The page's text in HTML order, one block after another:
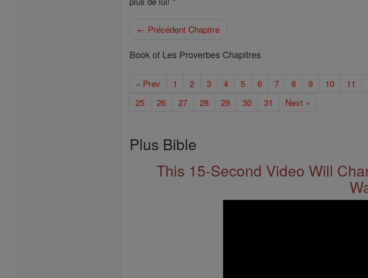
← Précédent Chapitre
Book of Les Proverbes Chapitres
« Prev 1 2 3 4 5 6 7 8 9 10 11
25
26 27 28 29 30 31 Next »
Plus Bible
This 15-Second Video Will